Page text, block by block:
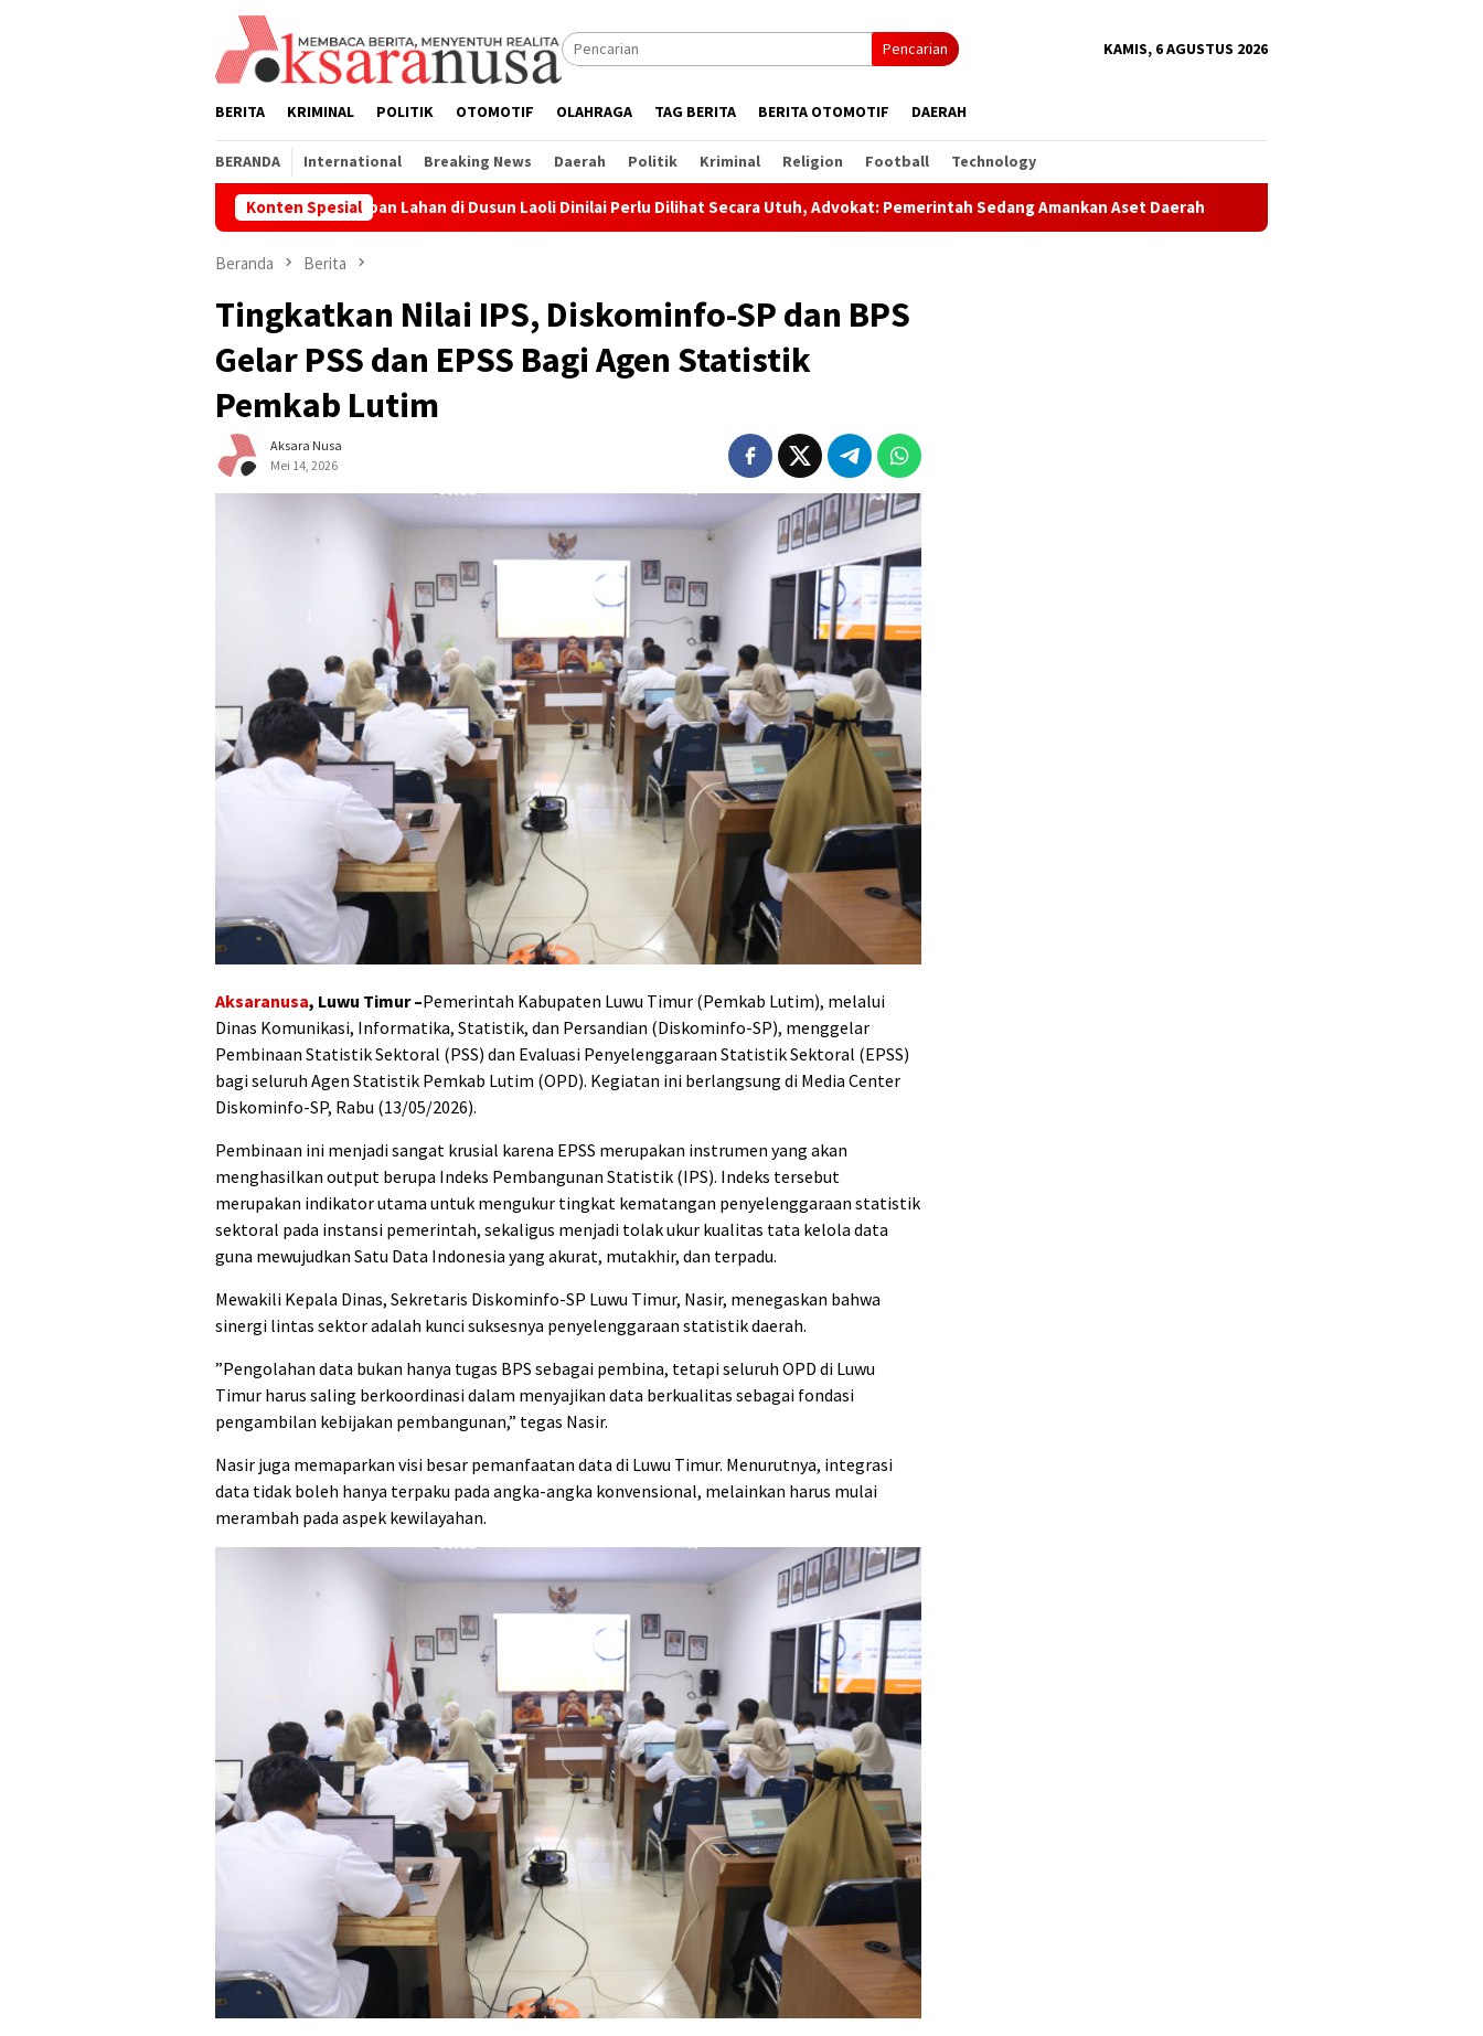
Pencarian KAMIS, 6 AGUSTUS 2026
BERITA KRIMINAL POLITIK OTOMOTIF OLAHRAGA TAG BERITA BERITA OTOMOTIF DAERAH
BERANDA International Breaking News Daerah Politik Kriminal Religion Football Technology
Konten Spesial
Penertiban Lahan di Dusun Laoli Dinilai Perlu Dilihat Secara Utuh, Advokat: Pemerintah Sedang Amankan Aset Daerah UAS Apresiasi Program Keagamaan Luwu
Beranda Berita
Tingkatkan Nilai IPS, Diskominfo-SP dan BPS
Gelar PSS dan EPSS Bagi Agen Statistik
Pemkab Lutim
Aksara Nusa
Mei 14, 2026
Aksaranusa, Luwu Timur –Pemerintah Kabupaten Luwu Timur (Pemkab Lutim), melalui
Dinas Komunikasi, Informatika, Statistik, dan Persandian (Diskominfo-SP), menggelar
Pembinaan Statistik Sektoral (PSS) dan Evaluasi Penyelenggaraan Statistik Sektoral (EPSS)
bagi seluruh Agen Statistik Pemkab Lutim (OPD). Kegiatan ini berlangsung di Media Center
Diskominfo-SP, Rabu (13/05/2026).
‎Pembinaan ini menjadi sangat krusial karena EPSS merupakan instrumen yang akan
menghasilkan output berupa Indeks Pembangunan Statistik (IPS). Indeks tersebut
merupakan indikator utama untuk mengukur tingkat kematangan penyelenggaraan statistik
sektoral pada instansi pemerintah, sekaligus menjadi tolak ukur kualitas tata kelola data
guna mewujudkan Satu Data Indonesia yang akurat, mutakhir, dan terpadu.
‎Mewakili Kepala Dinas, Sekretaris Diskominfo-SP Luwu Timur, Nasir, menegaskan bahwa
sinergi lintas sektor adalah kunci suksesnya penyelenggaraan statistik daerah.
‎”Pengolahan data bukan hanya tugas BPS sebagai pembina, tetapi seluruh OPD di Luwu
Timur harus saling berkoordinasi dalam menyajikan data berkualitas sebagai fondasi
pengambilan kebijakan pembangunan,” tegas Nasir.
‎Nasir juga memaparkan visi besar pemanfaatan data di Luwu Timur. Menurutnya, integrasi
data tidak boleh hanya terpaku pada angka-angka konvensional, melainkan harus mulai
merambah pada aspek kewilayahan.